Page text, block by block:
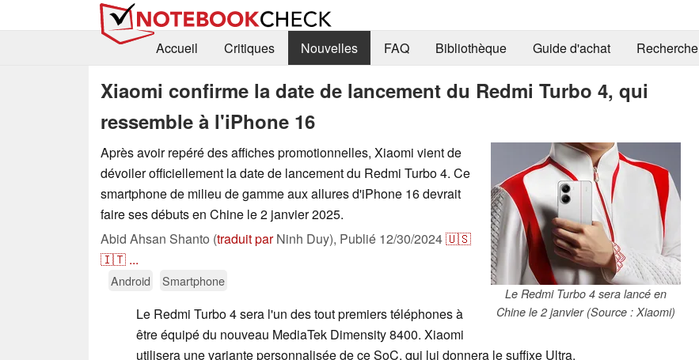
Accueil
Critiques Nouvelles FAQ Bibliothèque Guide d'achat Recherche
Xiaomi confirme la date de lancement du Redmi Turbo 4, qui
ressemble à l'iPhone 16
Le Redmi Turbo 4 sera lancé en
Chine le 2 janvier (Source : Xiaomi)
Après avoir repéré des affiches promotionnelles, Xiaomi vient de
dévoiler officiellement la date de lancement du Redmi Turbo 4. Ce
smartphone de milieu de gamme aux allures d'iPhone 16 devrait
faire ses débuts en Chine le 2 janvier 2025.
Abid Ahsan Shanto (traduit parNinh Duy), Publié 12/30/2024🇺🇸
🇮🇹 ...
Android Smartphone
Le Redmi Turbo 4 sera l'un des tout premiers téléphones à
être équipé du nouveau MediaTek Dimensity 8400. Xiaomi
utilisera une variante personnalisée de ce SoC, qui lui donnera le suffixe Ultra.